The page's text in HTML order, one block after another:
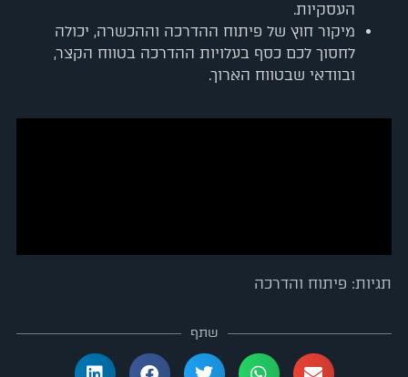
העסקיות.
מיקור חוץ של פיתוח ההדרכה וההכשרה, יכולה
לחסוך לכם כסף בעלויות ההדרכה בטווח הקצר,
ובוודאי שבטווח הארוך.
תגיות: פיתוח והדרכה
שתף